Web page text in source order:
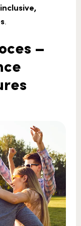
inclusive,
.
–